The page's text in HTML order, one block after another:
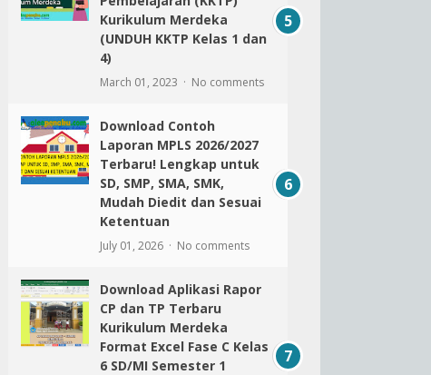
Kurikulum Merdeka
(UNDUH KKTP Kelas 1 dan
4)
March 01, 2023 No comments
Download Contoh
Laporan MPLS 2026/2027
Terbaru! Lengkap untuk
SD, SMP, SMA, SMK,
Mudah Diedit dan Sesuai
Ketentuan
July 01, 2026 No comments
Download Aplikasi Rapor
CP dan TP Terbaru
Kurikulum Merdeka
Format Excel Fase C Kelas
6 SD/MI Semester 1